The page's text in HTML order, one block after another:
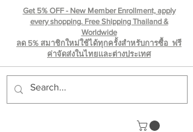
Get 5% OFF - New Member Enrollment, apply
every shopping. Free Shipping Thailand &
Worldwide
ลด 5% สมาชิกใหม่ใช้ได้ทุกครั้งสำหรับการซื้อ ฟรี
ค่าจัดส่งในไทยเเละต่างประเทศ